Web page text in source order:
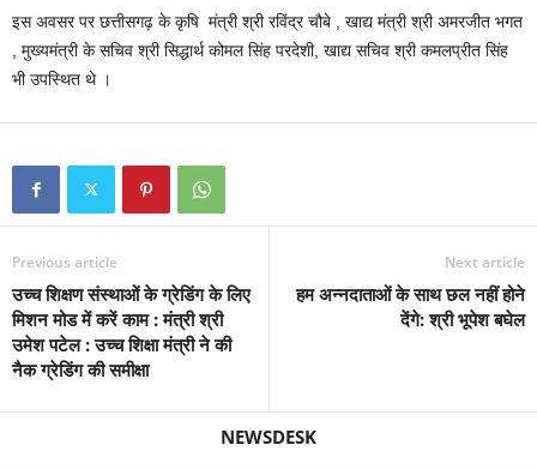
इस अवसर पर छत्तीसगढ़ के कृषि मंत्री श्री रविंद्र चौबे , खाद्य मंत्री श्री अमरजीत भगत
, मुख्यमंत्री के सचिव श्री सिद्धार्थ कोमल सिंह परदेशी, खाद्य सचिव श्री कमलप्रीत सिंह
भी उपस्थित थे ।
Previous article
उच्च शिक्षण संस्थाओं के ग्रेडिंग के लिए
मिशन मोड में करें काम : मंत्री श्री
उमेश पटेल : उच्च शिक्षा मंत्री ने की
नैक ग्रेडिंग की समीक्षा
Next article
हम अन्नदाताओं के साथ छल नहीं होने
देंगे: श्री भूपेश बघेल
NEWSDESK